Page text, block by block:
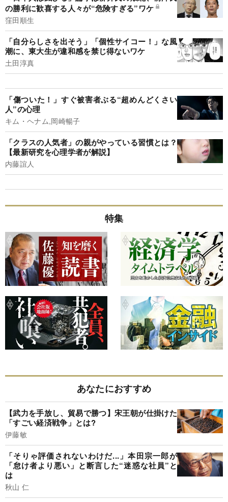
の勝利に歓喜する人々が“危険すぎる”ワケ
窪田順生
「自分らしさを出そう」「個性サイコー！」な風
潮に、東大生が違和感を禁じ得ないワケ
土田淳真
「傷ついた！」すぐ被害者ぶる“超めんどくさい
人”の心理
キム・ヘナム,岡崎暢子
「クラスの人気者」の親がやっている習慣とは？
【最新研究を心理学者が解説】
内藤誼人
特集
あなたにおすすめ
【武力を手放し、貿易で勝つ】宋王朝が仕掛けた
「すごい経済戦争」とは?
伊藤敏
「そりゃ評価されないわけだ...」本田宗一郎が
「怠け者より悪い」と断言した“迷惑な社員”と
は
秋山 仁